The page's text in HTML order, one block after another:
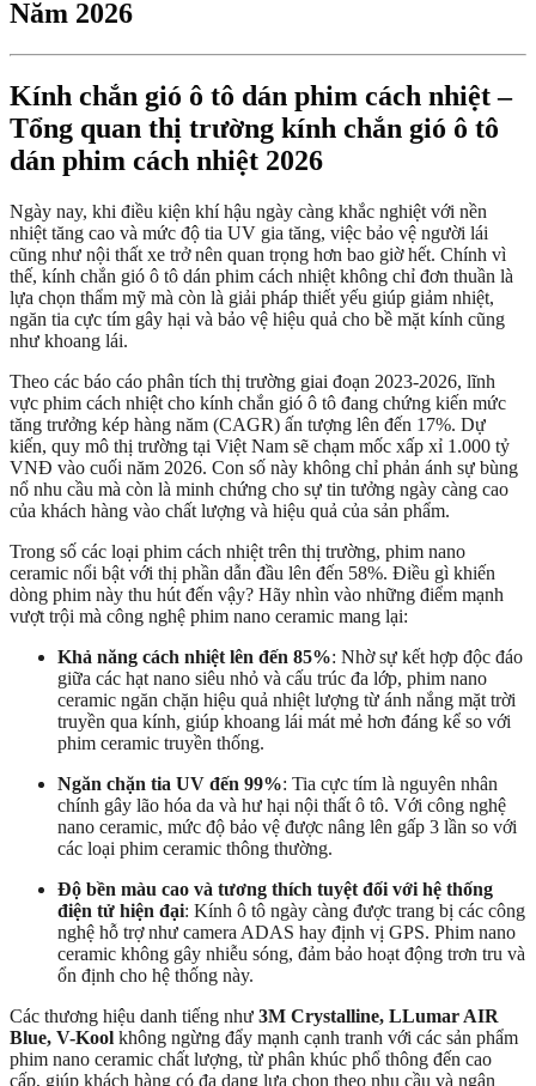
Năm 2026
Kính chắn gió ô tô dán phim cách nhiệt –
Tổng quan thị trường kính chắn gió ô tô
dán phim cách nhiệt 2026
Ngày nay, khi điều kiện khí hậu ngày càng khắc nghiệt với nền
nhiệt tăng cao và mức độ tia UV gia tăng, việc bảo vệ người lái
cũng như nội thất xe trở nên quan trọng hơn bao giờ hết. Chính vì
thế, kính chắn gió ô tô dán phim cách nhiệt không chỉ đơn thuần là
lựa chọn thẩm mỹ mà còn là giải pháp thiết yếu giúp giảm nhiệt,
ngăn tia cực tím gây hại và bảo vệ hiệu quả cho bề mặt kính cũng
như khoang lái.
Theo các báo cáo phân tích thị trường giai đoạn 2023-2026, lĩnh
vực phim cách nhiệt cho kính chắn gió ô tô đang chứng kiến mức
tăng trưởng kép hàng năm (CAGR) ấn tượng lên đến 17%. Dự
kiến, quy mô thị trường tại Việt Nam sẽ chạm mốc xấp xỉ 1.000 tỷ
VNĐ vào cuối năm 2026. Con số này không chỉ phản ánh sự bùng
nổ nhu cầu mà còn là minh chứng cho sự tin tưởng ngày càng cao
của khách hàng vào chất lượng và hiệu quả của sản phẩm.
Trong số các loại phim cách nhiệt trên thị trường, phim nano
ceramic nổi bật với thị phần dẫn đầu lên đến 58%. Điều gì khiến
dòng phim này thu hút đến vậy? Hãy nhìn vào những điểm mạnh
vượt trội mà công nghệ phim nano ceramic mang lại:
Khả năng cách nhiệt lên đến 85%: Nhờ sự kết hợp độc đáo
giữa các hạt nano siêu nhỏ và cấu trúc đa lớp, phim nano
ceramic ngăn chặn hiệu quả nhiệt lượng từ ánh nắng mặt trời
truyền qua kính, giúp khoang lái mát mẻ hơn đáng kể so với
phim ceramic truyền thống.
Ngăn chặn tia UV đến 99%: Tia cực tím là nguyên nhân
chính gây lão hóa da và hư hại nội thất ô tô. Với công nghệ
nano ceramic, mức độ bảo vệ được nâng lên gấp 3 lần so với
các loại phim ceramic thông thường.
Độ bền màu cao và tương thích tuyệt đối với hệ thống
điện tử hiện đại: Kính ô tô ngày càng được trang bị các công
nghệ hỗ trợ như camera ADAS hay định vị GPS. Phim nano
ceramic không gây nhiễu sóng, đảm bảo hoạt động trơn tru và
ổn định cho hệ thống này.
Các thương hiệu danh tiếng như 3M Crystalline, LLumar AIR
Blue, V-Kool không ngừng đẩy mạnh cạnh tranh với các sản phẩm
phim nano ceramic chất lượng, từ phân khúc phổ thông đến cao
cấp, giúp khách hàng có đa dạng lựa chọn theo nhu cầu và ngân